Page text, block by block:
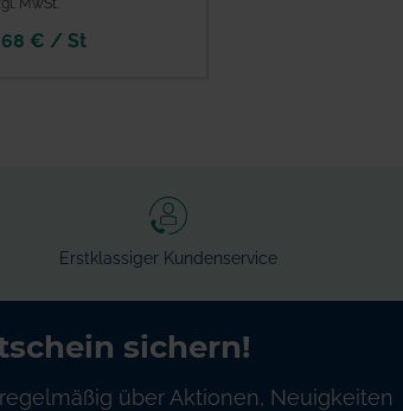
MwSt.
€ / St
Erstklassiger Kundenservice
sichern!
über Aktionen, Neuigkeiten